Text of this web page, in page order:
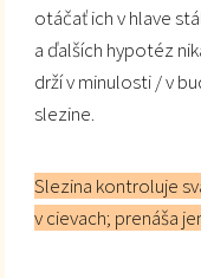
otáčať ich v hlave
a ďalších hypotéz
drží v minulosti / v
slezine.
Slezina kontroluje
v cievach; prenáša